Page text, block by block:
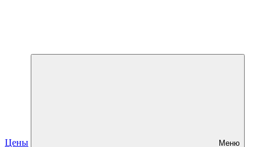
Цены Меню